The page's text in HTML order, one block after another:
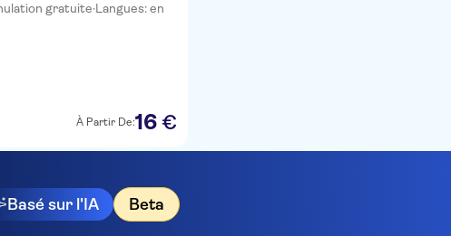
gratuite·Langues: en
À Partir De:16 €
Basé sur l'IA Beta